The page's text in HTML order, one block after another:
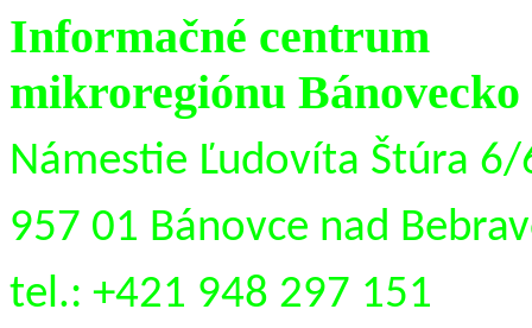
Informačné centrum
mikroregiónu Bánovecko
Námestie Ľudovíta Štúra 6/
957 01 Bánovce nad
tel.: +421 948 297 151